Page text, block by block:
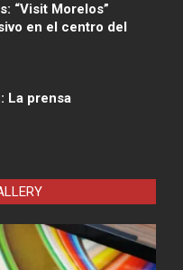
“Visit Morelos”
en el centro del
La prensa